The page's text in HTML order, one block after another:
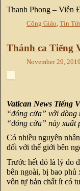
Thanh Phong – Viễn
Công Giáo, Tin
Thánh ca Tiếng
November 29, 2019
Vatican News Tiếng
“đóng cửa” với
“đóng cửa” này xuất
Có nhiều nguyên
đối với thế giới bên
Trước hết đó là lý do
bên ngoài, bị bao
vốn tự bản chất ít có